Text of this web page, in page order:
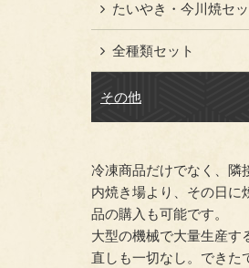
たいやき・今川焼セ
全種類セット
その他
冷凍商品だけでなく、隣
内焼き場より、その日に
品の購入も可能です。
大型の機械で大量生産す
直しも一切なし。できた